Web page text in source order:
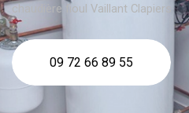
chaudière fioul Vaillant Clapiers
09 72 66 89 55